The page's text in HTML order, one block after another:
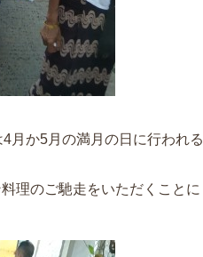
月か5月の満月の日に行われる
理のご馳走をいただくことに